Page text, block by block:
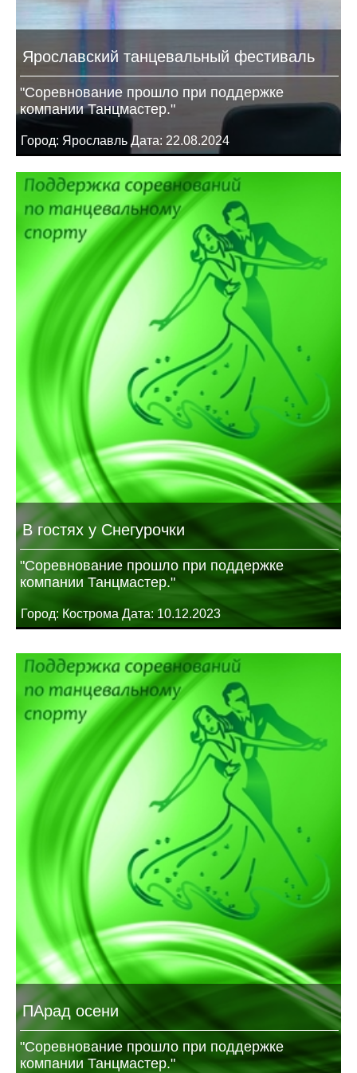
Ярославский танцевальный фестиваль
"Соревнование прошло при поддержке
компании Танцмастер."
Город: Ярославль Дата: 22.08.2024
В гостях у Снегурочки
"Соревнование прошло при поддержке
компании Танцмастер."
Город: Кострома Дата: 10.12.2023
ПАрад осени
"Соревнование прошло при поддержке
компании Танцмастер."